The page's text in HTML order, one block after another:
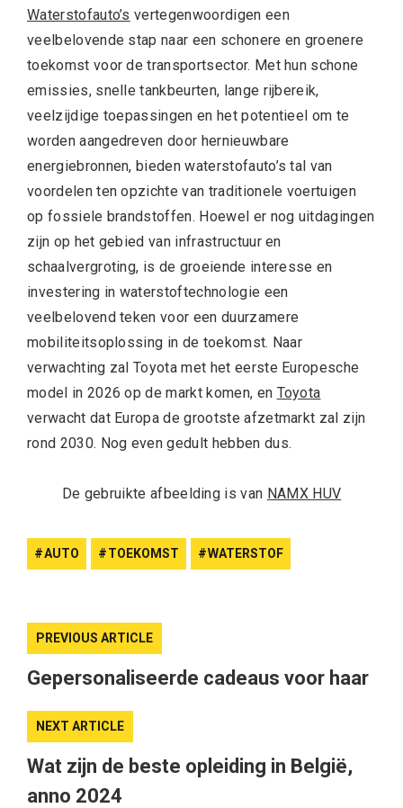
Waterstofauto’s vertegenwoordigen een
veelbelovende stap naar een schonere en groenere
toekomst voor de transportsector. Met hun schone
emissies, snelle tankbeurten, lange rijbereik,
veelzijdige toepassingen en het potentieel om te
worden aangedreven door hernieuwbare
energiebronnen, bieden waterstofauto’s tal van
voordelen ten opzichte van traditionele voertuigen
op fossiele brandstoffen. Hoewel er nog uitdagingen
zijn op het gebied van infrastructuur en
schaalvergroting, is de groeiende interesse en
investering in waterstoftechnologie een
veelbelovend teken voor een duurzamere
mobiliteitsoplossing in de toekomst. Naar
verwachting zal Toyota met het eerste Europesche
model in 2026 op de markt komen, en Toyota
verwacht dat Europa de grootste afzetmarkt zal zijn
rond 2030. Nog even gedult hebben dus.
De gebruikte afbeelding is van NAMX HUV
AUTO TOEKOMST WATERSTOF
PREVIOUS ARTICLE
Gepersonaliseerde cadeaus voor haar
NEXT ARTICLE
Wat zijn de beste opleiding in België,
anno 2024